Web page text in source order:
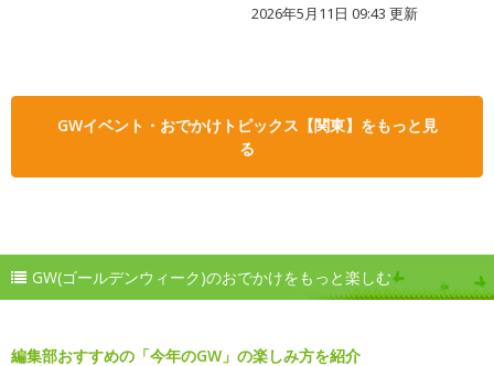
2026年5月11日 09:43 更新
GWイベント・おでかけトピックス【関東】をもっと見
る
GW(ゴールデンウィーク)のおでかけをもっと楽しむ
編集部おすすめの「今年のGW」の楽しみ方を紹介